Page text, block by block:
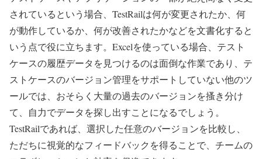
されているという場合、TestRailは何が変更されたか、何
が動作しているか、何が改善されたかなどを文書化すると
いう点で役に立ちます。Excelを使っている場合、テスト
ケースの履歴データを見つけるのは面倒な作業であり、テ
ストケースのバージョン管理をサポートしていない他のツ
ールでは、おそらく大量の過去のバージョンを搔き分け
て、自力でデータを探し出すことになるでしょう。
TestRailであれば、選択した任意のバージョンを比較し、
ただちに視覚的なフィードバックを得ることで、チームの